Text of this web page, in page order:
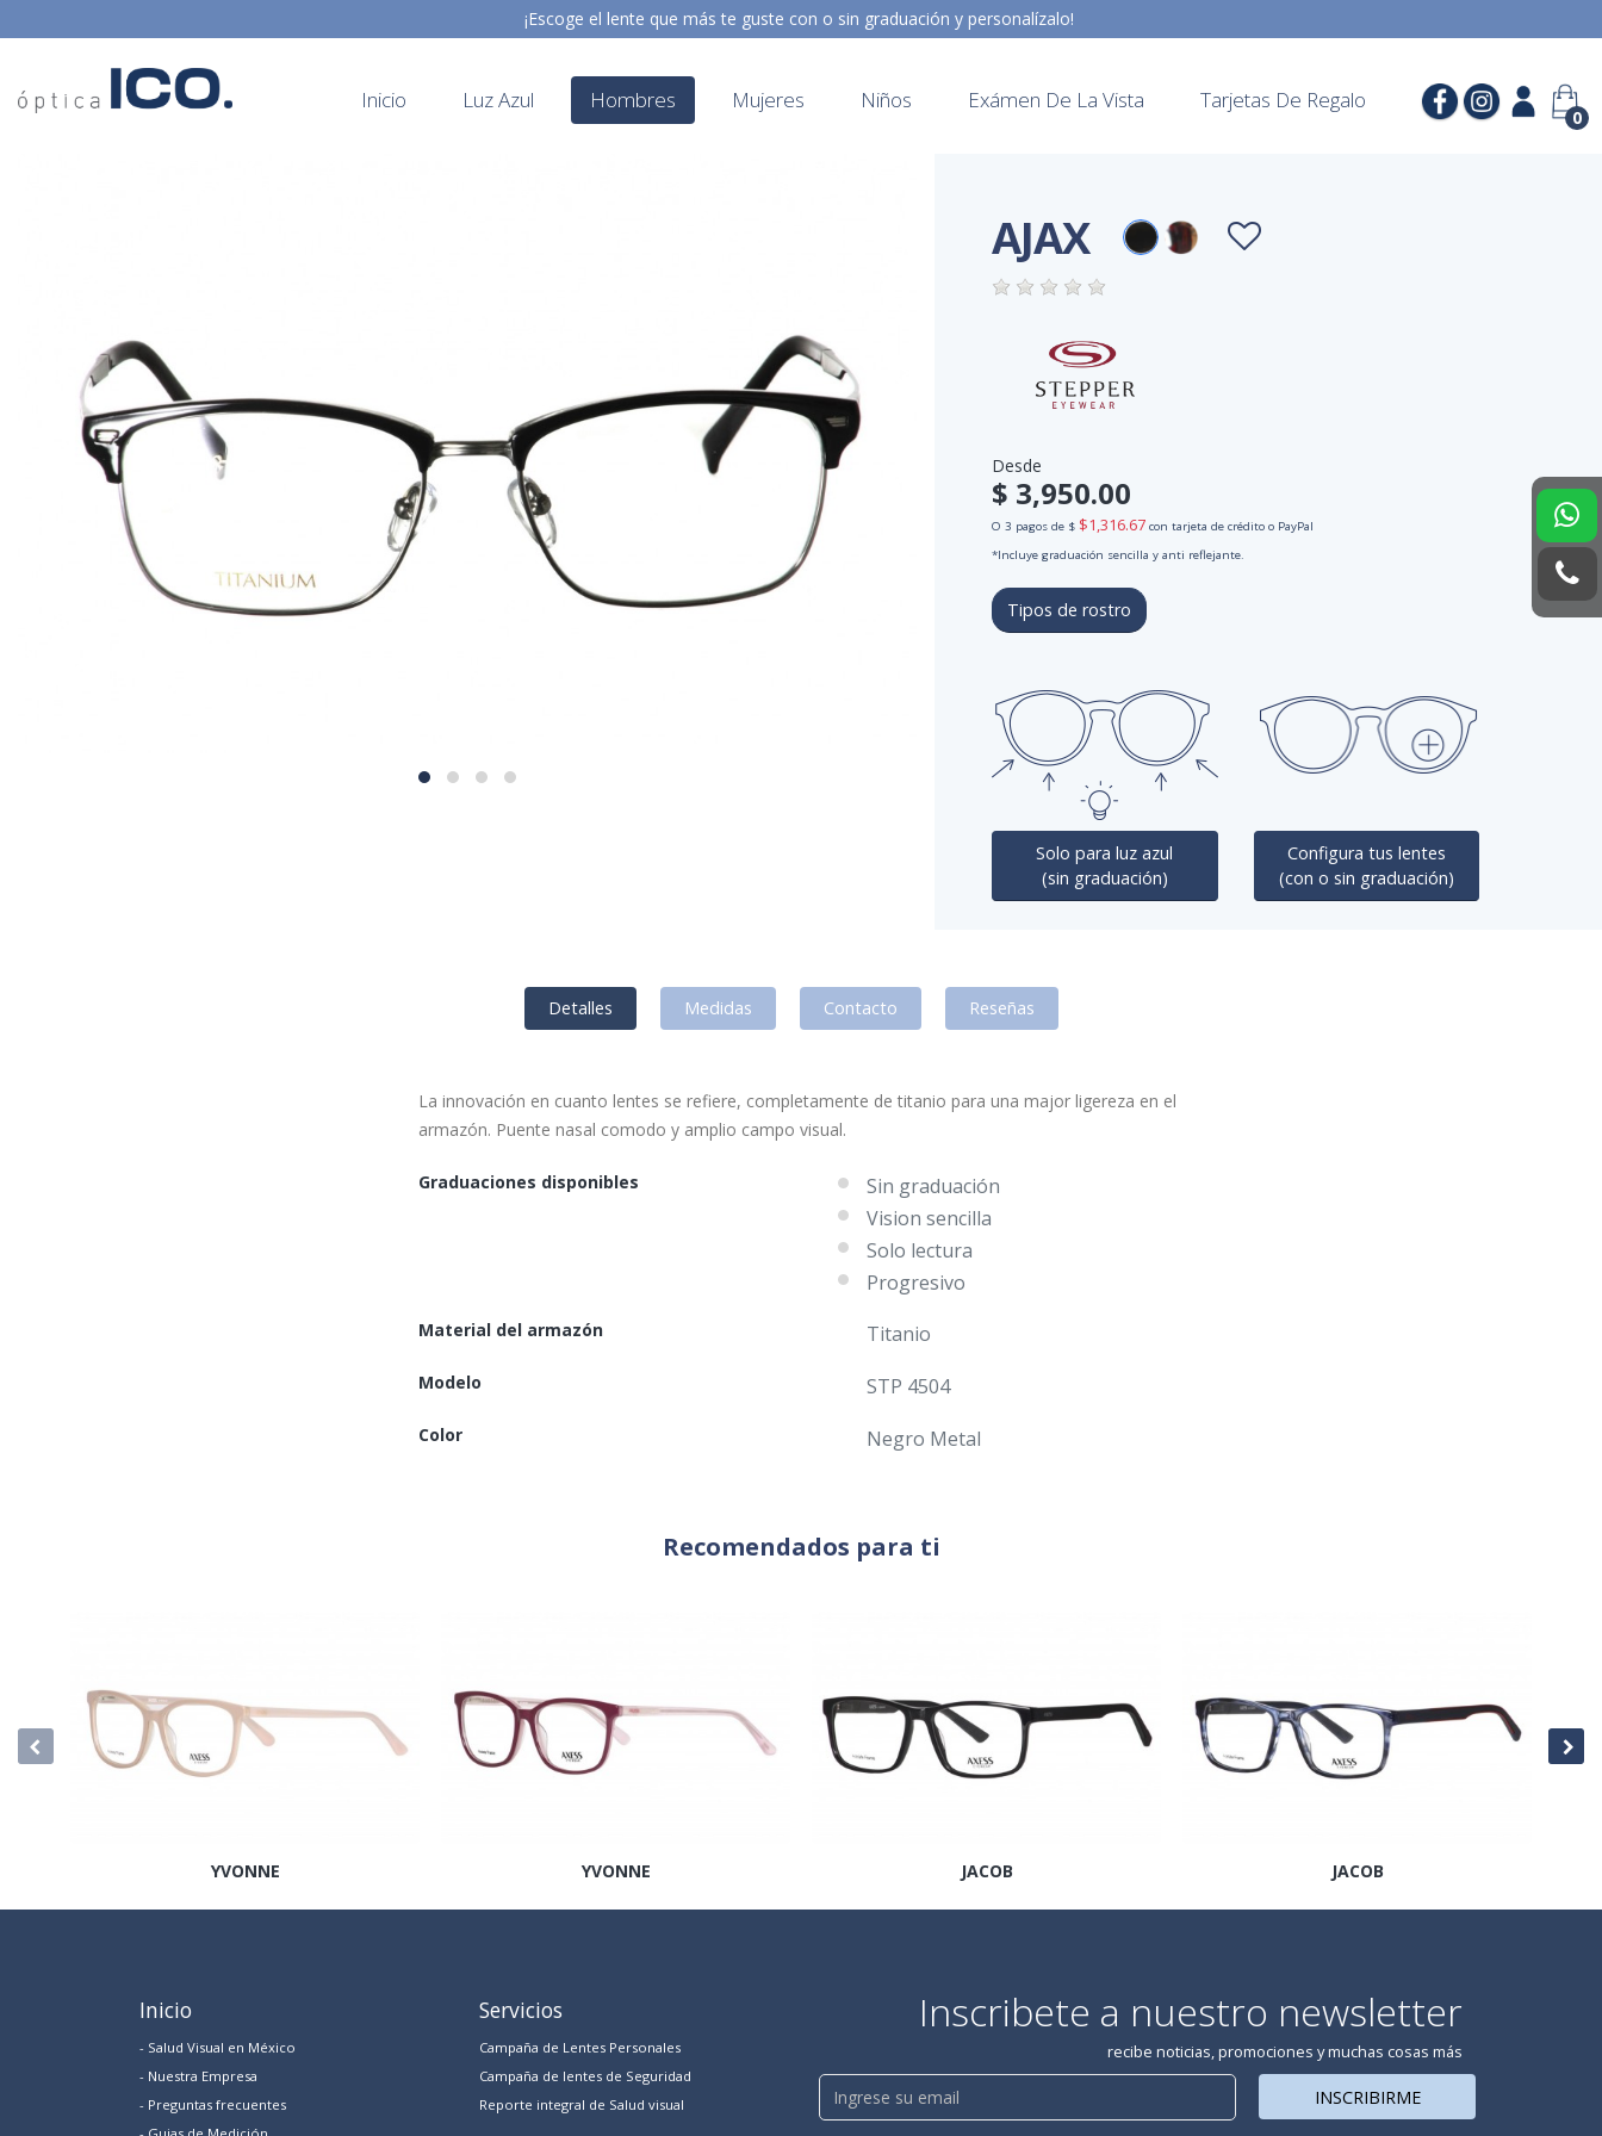
¡Escoge el lente que más te guste con o sin graduación y personalízalo!
Inicio Luz Azul Hombres Mujeres Niños Exámen De La Vista Tarjetas De Regalo
0
AJAX
Desde
$ 3,950.00
O 3 pagos de $ $1,316.67 con tarjeta de crédito o PayPal
*Incluye graduación sencilla y anti reflejante.
Tipos de rostro
Solo para luz azul
(sin graduación)
Configura tus lentes
(con o sin graduación)
Detalles Medidas Contacto Reseñas
La innovación en cuanto lentes se refiere, completamente de titanio para una major ligereza en el
armazón. Puente nasal comodo y amplio campo visual.
Graduaciones disponibles
Sin graduación
Vision sencilla
Solo lectura
Progresivo
Material del armazón Titanio
Modelo STP 4504
Color Negro Metal
Recomendados para ti
YVONNE YVONNE JACOB JACOB
Inicio
- Salud Visual en México
- Nuestra Empresa
- Preguntas frecuentes
Servicios
Campaña de Lentes Personales
Campaña de lentes de Seguridad
Reporte integral de Salud visual
Inscribete a nuestro newsletter
recibe noticias, promociones y muchas cosas más
INSCRIBIRME